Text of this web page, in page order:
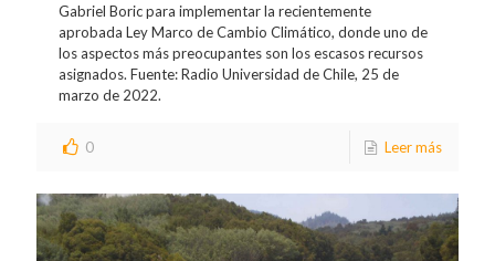
Gabriel Boric para implementar la recientemente
aprobada Ley Marco de Cambio Climático, donde uno de
los aspectos más preocupantes son los escasos recursos
asignados. Fuente: Radio Universidad de Chile, 25 de
marzo de 2022.
0 Leer más